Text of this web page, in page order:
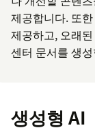
제공합니다. 또
제공하고, 오래
센터 문서를 생
생성형 AI